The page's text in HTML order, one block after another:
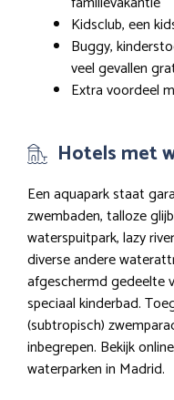
Kidsclub, een
Buggy,
veel gevallen
Extra voordeel
Hotels met
Een aquapark staat
zwembaden, talloze
waterspuitpark, lazy
diverse andere
afgeschermd gedeelte
speciaal kinderbad.
(subtropisch)
inbegrepen. Bekijk
waterparken in Madrid.